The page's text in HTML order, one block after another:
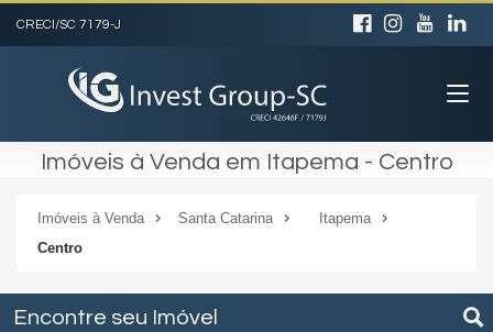
CRECI/SC 7179-J
Imóveis à Venda em Itapema - Centro
Imóveis à Venda Santa Catarina
Itapema
Centro
Encontre seu Imóvel